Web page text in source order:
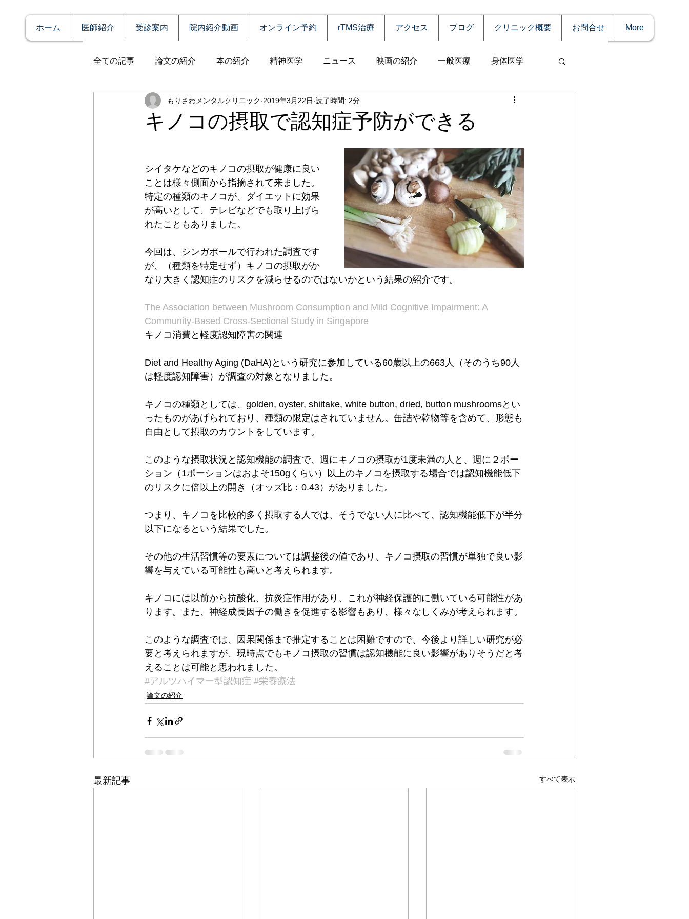
ホーム 医師紹介 受診案内 院内紹介動画 オンライン予約 rTMS治療 アクセス ブログ クリニック概要 お問合せ More
全ての記事 論文の紹介 本の紹介 精神医学 ニュース 映画の紹介 一般医療 身体医学
症例報告 発達障害 自殺 認知症 うつ病
全般性不安障害 パニック障害 摂食障害 強迫性障害 社交不安障害 心理療法
PTSD（心的外傷後ストレス障害）
キノコの摂取で認知症予防ができる
もりさわメンタルクリニック 2019年3月22日 読了時間: 2分
シイタケなどのキノコの摂取が健康に良い
ことは様々側面から指摘されて来ました。
特定の種類のキノコが、ダイエットに効果
が高いとして、テレビなどでも取り上げら
れたこともありました。
今回は、シンガポールで行われた調査です
が、（種類を特定せず）キノコの摂取がか
なり大きく認知症のリスクを減らせるのではないかという結果の紹介です。
The Association between Mushroom Consumption and Mild Cognitive Impairment: A
Community-Based Cross-Sectional Study in Singapore
キノコ消費と軽度認知障害の関連
Diet and Healthy Aging (DaHA)という研究に参加している60歳以上の663人（そのうち90人
は軽度認知障害）が調査の対象となりました。
キノコの種類としては、golden, oyster, shiitake, white button, dried, button mushroomsとい
ったものがあげられており、種類の限定はされていません。缶詰や乾物等を含めて、形態も
自由として摂取のカウントをしています。
このような摂取状況と認知機能の調査で、週にキノコの摂取が1度未満の人と、週に２ポー
ション（1ポーションはおよそ150gくらい）以上のキノコを摂取する場合では認知機能低下
のリスクに倍以上の開き（オッズ比：0.43）がありました。
つまり、キノコを比較的多く摂取する人では、そうでない人に比べて、認知機能低下が半分
以下になるという結果でした。
その他の生活習慣等の要素については調整後の値であり、キノコ摂取の習慣が単独で良い影
響を与えている可能性も高いと考えられます。
キノコには以前から抗酸化、抗炎症作用があり、これが神経保護的に働いている可能性があ
ります。また、神経成長因子の働きを促進する影響もあり、様々なしくみが考えられます。
このような調査では、因果関係まで推定することは困難ですので、今後より詳しい研究が必
要と考えられますが、現時点でもキノコ摂取の習慣は認知機能に良い影響がありそうだと考
えることは可能と思われました。
#アルツハイマー型認知症 #栄養療法
論文の紹介
最新記事 すべて表示